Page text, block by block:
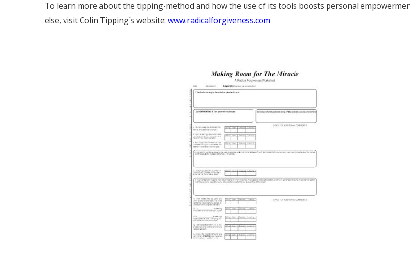
To learn more about the tipping-method and how the use of its tools boosts personal
else, visit Colin Tipping´s website: www.radicalforgiveness.com